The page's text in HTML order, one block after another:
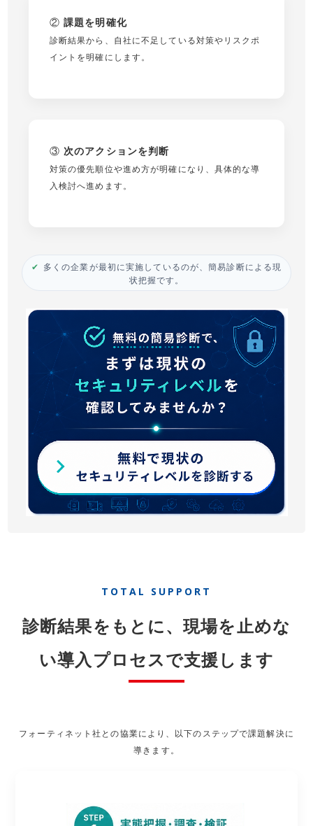
② 課題を明確化
診断結果から、自社に不足している対策やリスクポ
イントを明確にします。
③ 次のアクションを判断
対策の優先順位や進め方が明確になり、具体的な導
入検討へ進めます。
多くの企業が最初に実施しているのが、簡易診断による現
状把握です。
TOTAL SUPPORT
診断結果をもとに、現場を止めな
い導入プロセスで支援します
フォーティネット社との協業により、以下のステップで課題解決に
導きます。